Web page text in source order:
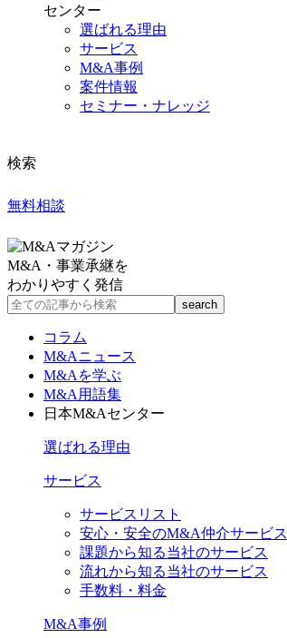
センター
選ばれる理由
サービス
M&A事例
案件情報
セミナー・ナレッジ
検索
無料相談
M&A・事業承継を
わかりやすく発信
コラム
M&Aニュース
M&Aを学ぶ
M&A用語集
日本M&Aセンター
選ばれる理由
サービス
サービスリスト
安心・安全のM&A仲介サービス
課題から知る当社のサービス
流れから知る当社のサービス
手数料・料金
M&A事例